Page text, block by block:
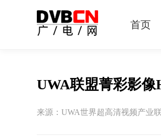
首页
UWA联盟菁彩影
来源：UWA世界超高清视频产业